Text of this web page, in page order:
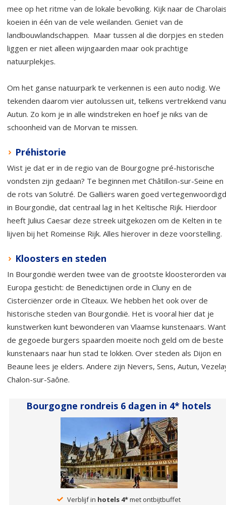
mee op het ritme van de lokale bevolking. Kijk naar de
koeien in één van de vele weilanden. Geniet van de
landbouwlandschappen. Maar tussen al die dorpjes en steden
liggen er niet alleen wijngaarden maar ook prachtige
natuurplekjes.
Om het ganse natuurpark te verkennen is een auto nodig. We
tekenden daarom vier autolussen uit, telkens vertrekkend
Autun. Zo kom je in alle windstreken en hoef je niks van de
schoonheid van de Morvan te missen.
Préhistorie
Wist je dat er in de regio van de Bourgogne pré-historische
vondsten zijn gedaan? Te beginnen met Châtillon-sur-Seine en
de rots van Solutré. De Galliërs waren goed vertegenwoordigd
in Bourgondië, dat centraal lag in het Keltische Rijk. Hierdoor
heeft Julius Caesar deze streek uitgekozen om de Kelten in te
lijven bij het Romeinse Rijk. Alles hierover in deze voorstelling.
Kloosters en steden
In Bourgondië werden twee van de grootste kloosterorden
Europa gesticht: de Benedictijnen orde in Cluny en de
Cisterciënzer orde in Cîteaux. We hebben het ook over de
historische steden van Bourgondië. Het is vooral hier dat je
kunstwerken kunt bewonderen van Vlaamse kunstenaars. Want
de gegoede burgers spaarden moeite noch geld om de beste
kunstenaars naar hun stad te lokken. Over steden als Dijon en
Beaune lees je elders. Andere zijn Nevers, Sens, Autun,
Chalon-sur-Saône.
Bourgogne rondreis 6 dagen in 4* hotels
Verblijf in hotels 4*met ontbijtbuffet